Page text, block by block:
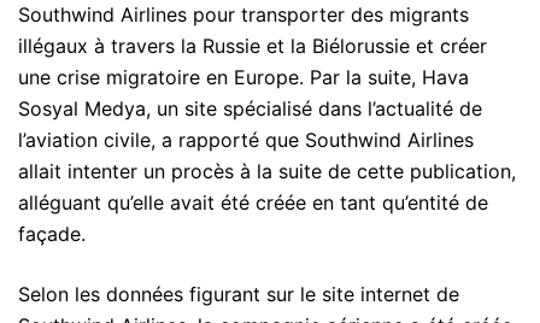
Southwind Airlines pour transporter des migrants
illégaux à travers la Russie et la Biélorussie et créer
une crise migratoire en Europe. Par la suite, Hava
Sosyal Medya, un site spécialisé dans l’actualité de
l’aviation civile, a rapporté que Southwind Airlines
allait intenter un procès à la suite de cette publication,
alléguant qu’elle avait été créée en tant qu’entité de
façade.
Selon les données figurant sur le site internet de